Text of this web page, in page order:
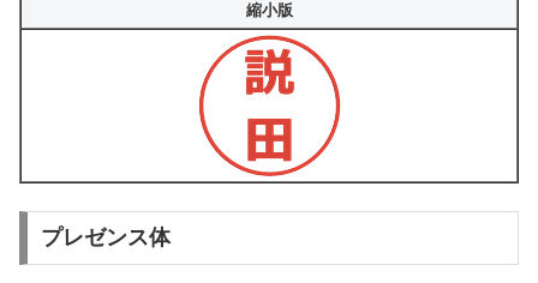
縮小版
プレゼンス体